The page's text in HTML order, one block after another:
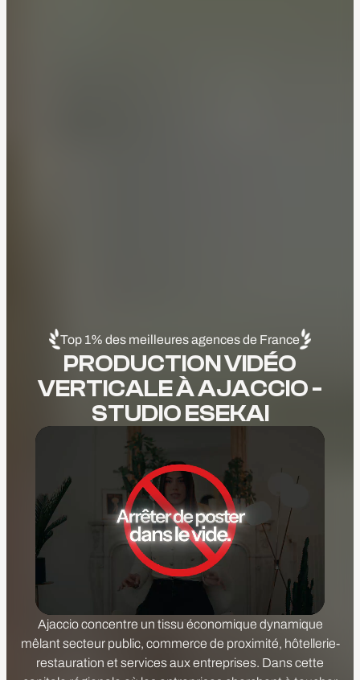
Top 1% des meilleures agences de France
PRODUCTION VIDÉO
VERTICALE À AJACCIO -
STUDIO ESEKAI
Ajaccio concentre un tissu économique dynamique
mêlant secteur public, commerce de proximité, hôtellerie-
restauration et services aux entreprises. Dans cette